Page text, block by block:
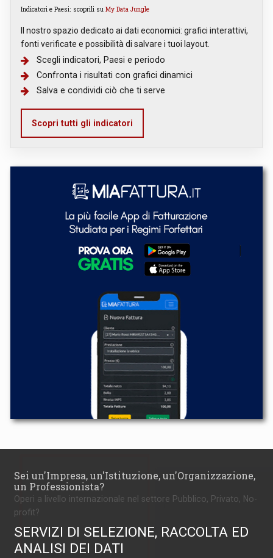
Indicatori e Paesi: scoprili su My Data Jungle
Il nostro spazio dedicato ai dati economici: grafici interattivi,
fonti verificate e possibilità di salvare i tuoi layout.
Scegli indicatori, Paesi e periodo
Confronta i risultati con grafici dinamici
Salva e condividi ciò che ti serve
Scopri tutti gli indicatori
Sei un'Impresa, un'Istituzione, un'Organizzazione,
un Professionista?
Operi a livello internazionale nel settore Pubblico, Privato, No-
profit?
SERVIZI DI SELEZIONE, RACCOLTA ED
ANALISI DEI DATI